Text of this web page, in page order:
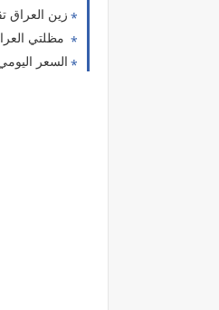
زين العراق
مظلتي
السعر